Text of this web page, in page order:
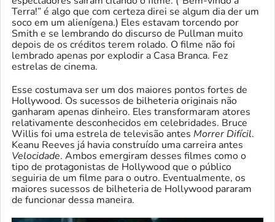
Terra!” é algo que com certeza direi se algum dia der um
soco em um alienígena.) Eles estavam torcendo por
Smith e se lembrando do discurso de Pullman muito
depois de os créditos terem rolado. O filme não foi
lembrado apenas por explodir a Casa Branca. Fez
estrelas de cinema.
Esse costumava ser um dos maiores pontos fortes de
Hollywood. Os sucessos de bilheteria originais não
ganharam apenas dinheiro. Eles transformaram atores
relativamente desconhecidos em celebridades. Bruce
Willis foi uma estrela de televisão antes Morrer Difícil.
Keanu Reeves já havia construído uma carreira antes
Velocidade. Ambos emergiram desses filmes como o
tipo de protagonistas de Hollywood que o público
seguiria de um filme para o outro. Eventualmente, os
maiores sucessos de bilheteria de Hollywood pararam
de funcionar dessa maneira.